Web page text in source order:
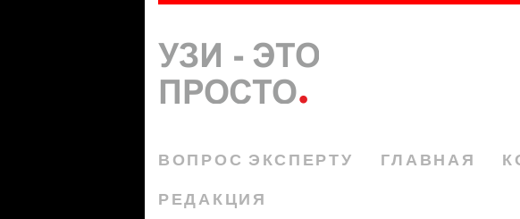
ВОПРОС ЭКСПЕРТУ ГЛАВНАЯ
РЕДАКЦИЯ